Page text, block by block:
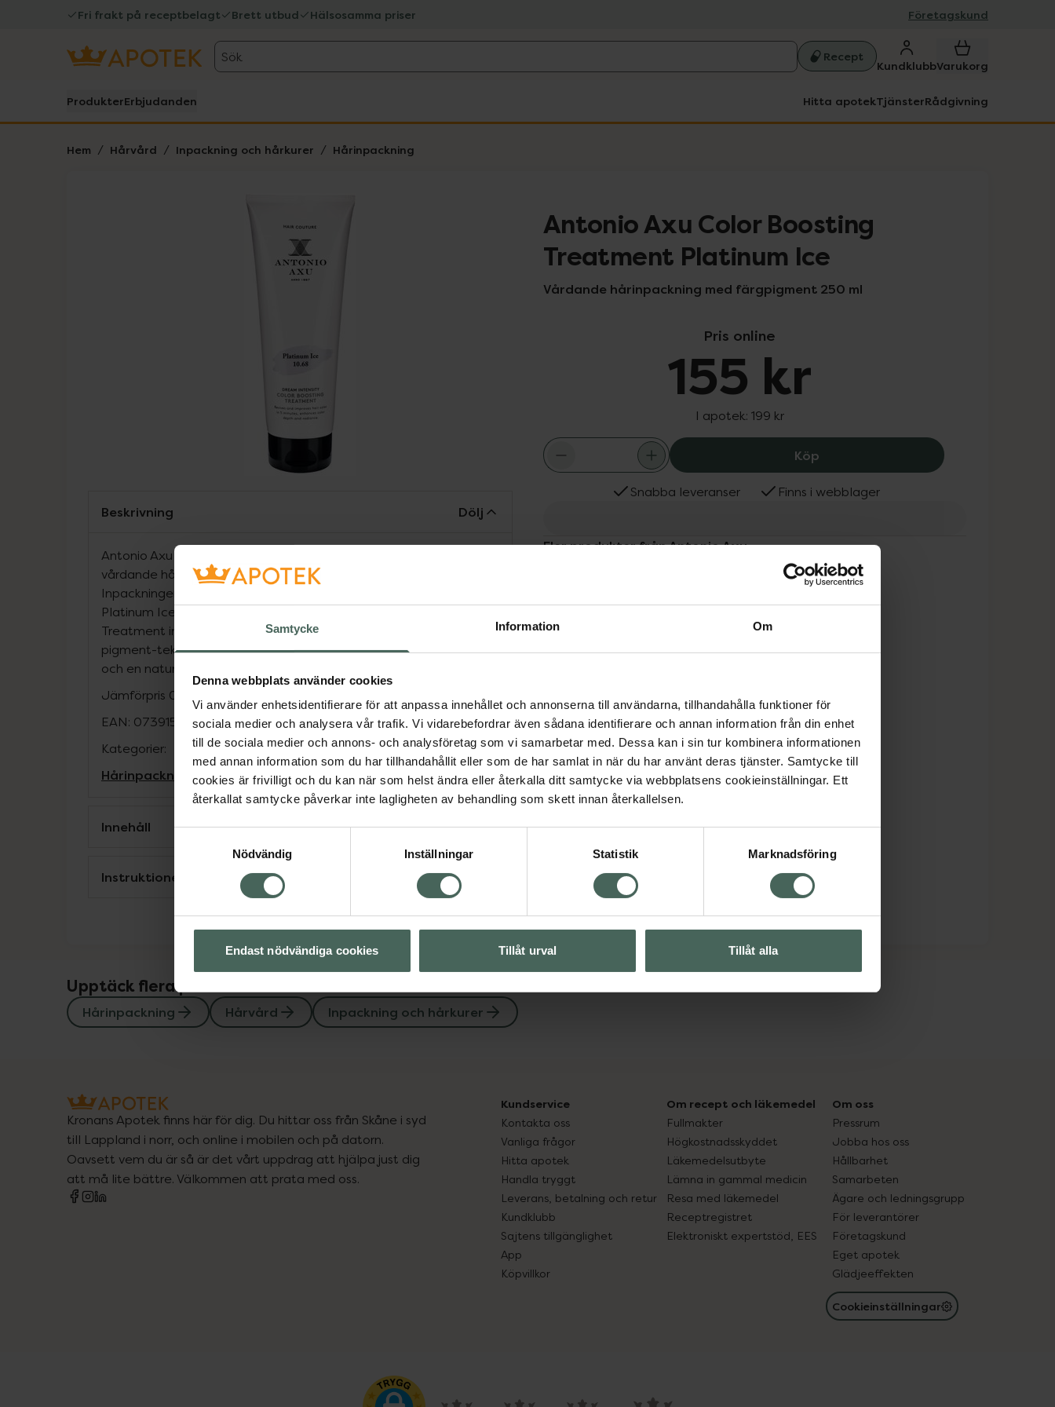
Samtycke Information Om
Denna webbplats använder cookies
Vi använder enhetsidentifierare för att anpassa innehållet och annonserna till användarna, tillhandahålla funktioner för
sociala medier och analysera vår trafik. Vi vidarebefordrar även sådana identifierare och annan information från din enhet
till de sociala medier och annons- och analysföretag som vi samarbetar med. Dessa kan i sin tur kombinera informationen
med annan information som du har tillhandahållit eller som de har samlat in när du har använt deras tjänster. Samtycke till
cookies är frivilligt och du kan när som helst ändra eller återkalla ditt samtycke via webbplatsens cookieinställningar. Ett
återkallat samtycke påverkar inte lagligheten av behandling som skett innan återkallelsen.
Nödvändig
Inställningar Statistik Marknadsföring
Endast nödvändiga cookies Tillåt urval Tillåt alla
Fri frakt på receptbelagt Brett utbud Hälsosamma priser Företagskund
Sök Recept
KundklubbVarukorg
ProdukterErbjudanden Hitta apotekTjänsterRådgivning
Hem Hårvård Inpackning och hårkurer Hårinpackning
Lista: . Innehåller 1 objekt.
Antonio Axu Color Boosting
Treatment Platinum Ice
Vårdande hårinpackning med färgpigment 250 ml
Pris online
155 kr
I apotek: 199 kr
Köp Antonio Axu Color Boosting
Snabba leveranser Finns i webblager
Fler produkter från Antonio Axu
Beskrivning Dölj
Antonio Axu Color Boosting Treatment Platinum Ice är en
vårdande hårinpackning med djupverkande färgpigment.
Inpackningen ger nytt liv till hårfärgen och ger håret lyster.
Platinum Ice 10.68 ger en kall askig ton till ljusblonda hår. Boosting
Treatment inpackning använder Antonio Axus avancerade
pigment-teknologi för att ge håret en förbättrad färgintensitet
och en naturligt fin glans.
Jämförpris 0,80 kr
EAN: 07391593003091
Kategorier:
HårinpackningHårvårdInpackning och hårkurer
Innehåll Visa
Instruktioner Visa
Upptäck flera produkter inom
Hårinpackning Hårvård Inpackning och hårkurer
Kronans Apotek finns här för dig. Du hittar oss från Skåne i syd
till Lappland i norr, och online i mobilen och på datorn.
Oavsett vem du är så är det vårt uppdrag att hjälpa just dig
att må lite bättre. Välkommen att prata med oss.
Kundservice
Kontakta oss
Vanliga frågor
Hitta apotek
Handla tryggt
Leverans, betalning och retur
Kundklubb
Sajtens tillgänglighet
App
Köpvillkor
Om recept och läkemedel
Fullmakter
Högkostnadsskyddet
Läkemedelsutbyte
Lämna in gammal medicin
Resa med läkemedel
Receptregistret
Elektroniskt expertstöd, EES
Om oss
Pressrum
Jobba hos oss
Hållbarhet
Samarbeten
Ägare och ledningsgrupp
För leverantörer
Företagskund
Eget apotek
Glädjeeffekten
Cookieinställningar